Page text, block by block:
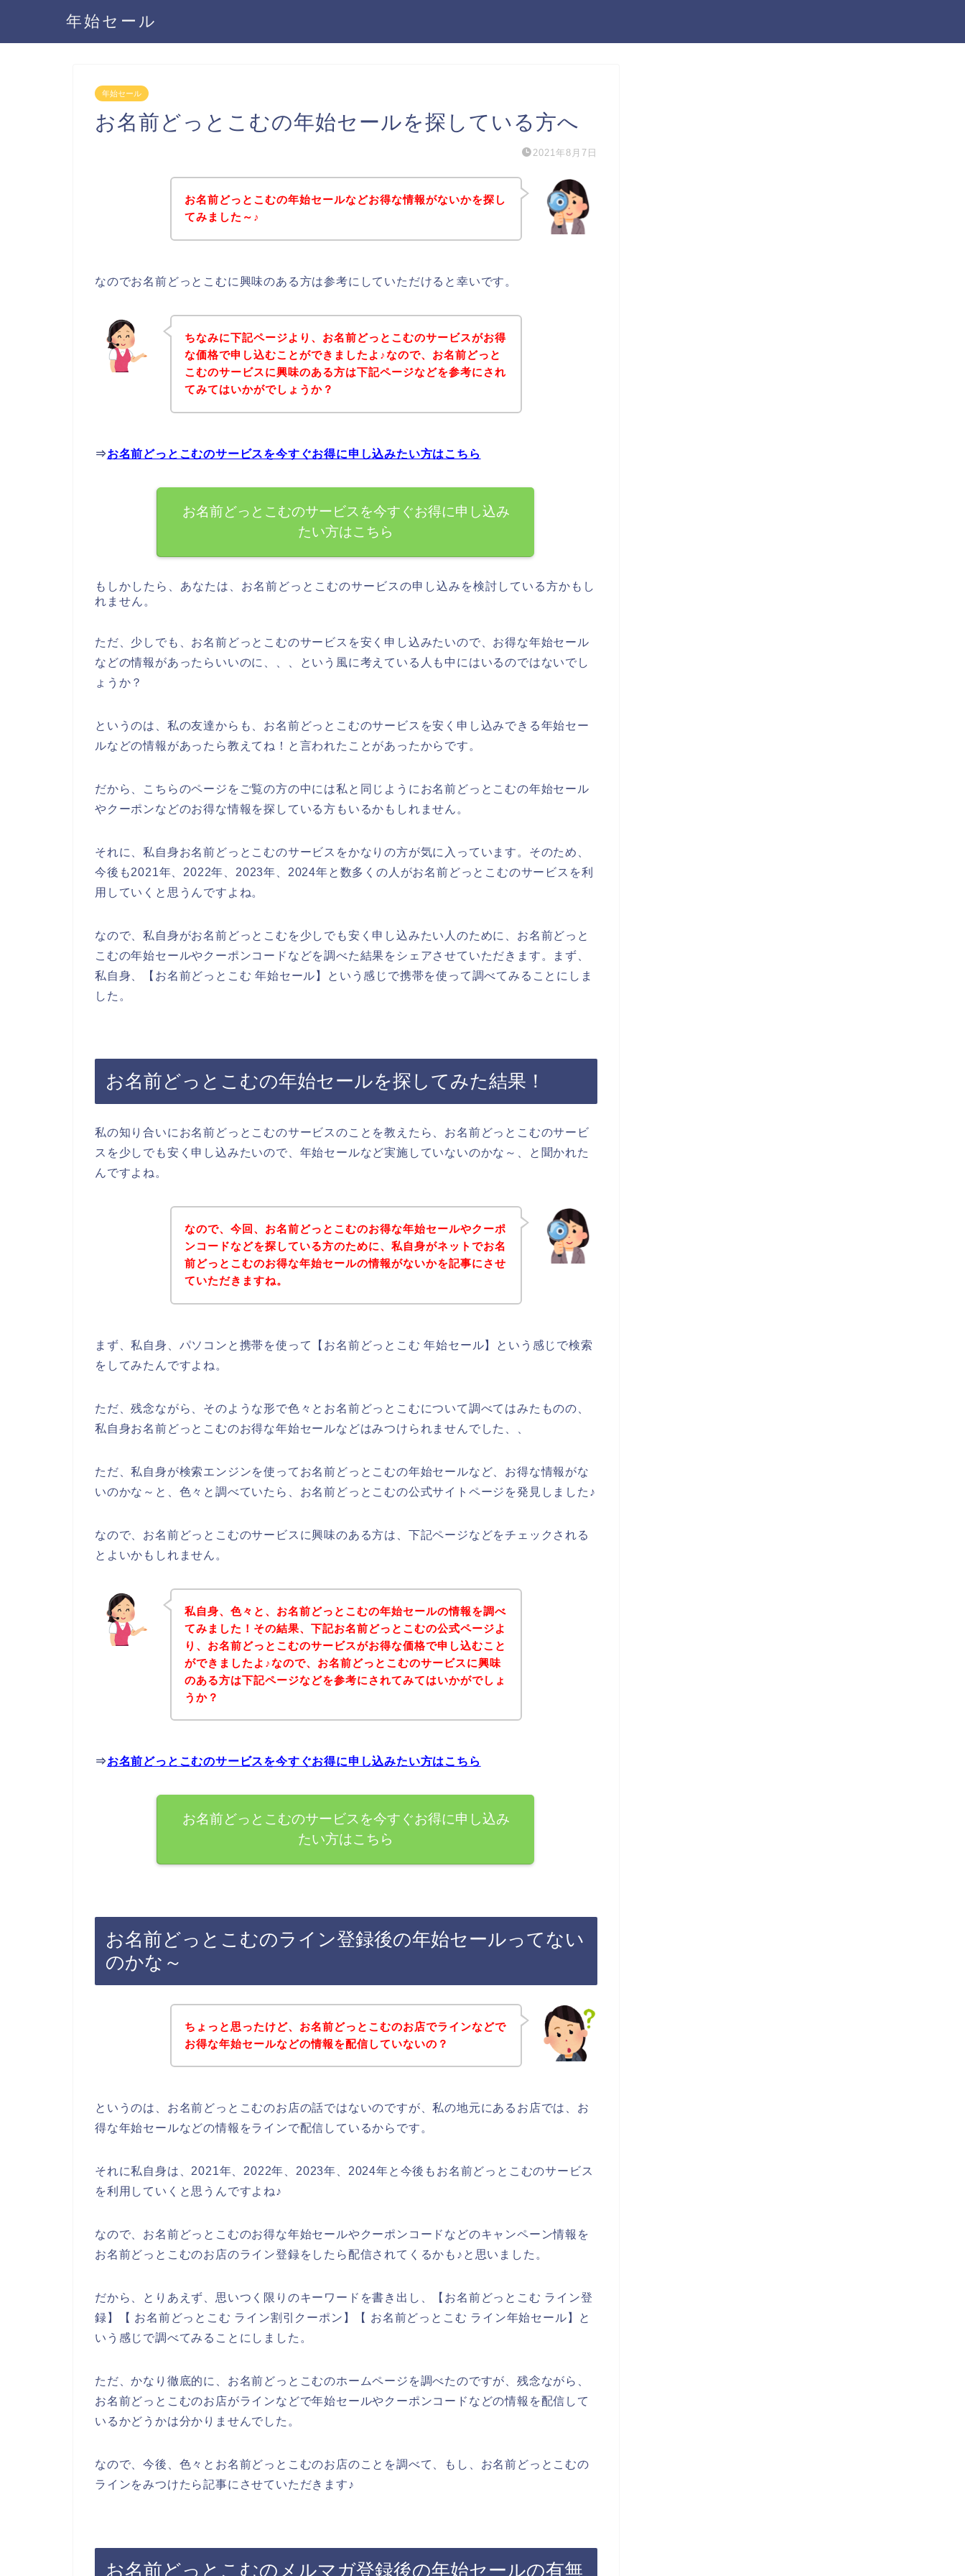
年始セール
年始セール
お名前どっとこむの年始セールを探している方へ
2021年8月7日
お名前どっとこむの年始セールなどお得な情報がないかを探し
てみました～♪
なのでお名前どっとこむに興味のある方は参考にしていただけると幸いです。
ちなみに下記ページより、お名前どっとこむのサービスがお得
な価格で申し込むことができましたよ♪なので、お名前どっと
こむのサービスに興味のある方は下記ページなどを参考にされ
てみてはいかがでしょうか？
⇒お名前どっとこむのサービスを今すぐお得に申し込みたい方はこちら
お名前どっとこむのサービスを今すぐお得に申し込み
たい方はこちら
もしかしたら、あなたは、お名前どっとこむのサービスの申し込みを検討している方かもし
れません。
ただ、少しでも、お名前どっとこむのサービスを安く申し込みたいので、お得な年始セール
などの情報があったらいいのに、、、という風に考えている人も中にはいるのではないでし
ょうか？
というのは、私の友達からも、お名前どっとこむのサービスを安く申し込みできる年始セー
ルなどの情報があったら教えてね！と言われたことがあったからです。
だから、こちらのページをご覧の方の中には私と同じようにお名前どっとこむの年始セール
やクーポンなどのお得な情報を探している方もいるかもしれません。
それに、私自身お名前どっとこむのサービスをかなりの方が気に入っています。そのため、
今後も2021年、2022年、2023年、2024年と数多くの人がお名前どっとこむのサービスを利
用していくと思うんですよね。
なので、私自身がお名前どっとこむを少しでも安く申し込みたい人のために、お名前どっと
こむの年始セールやクーポンコードなどを調べた結果をシェアさせていただきます。まず、
私自身、【お名前どっとこむ 年始セール】という感じで携帯を使って調べてみることにしま
した。
お名前どっとこむの年始セールを探してみた結果！
私の知り合いにお名前どっとこむのサービスのことを教えたら、お名前どっとこむのサービ
スを少しでも安く申し込みたいので、年始セールなど実施していないのかな～、と聞かれた
んですよね。
なので、今回、お名前どっとこむのお得な年始セールやクーポ
ンコードなどを探している方のために、私自身がネットでお名
前どっとこむのお得な年始セールの情報がないかを記事にさせ
ていただきますね。
まず、私自身、パソコンと携帯を使って【お名前どっとこむ 年始セール】という感じで検索
をしてみたんですよね。
ただ、残念ながら、そのような形で色々とお名前どっとこむについて調べてはみたものの、
私自身お名前どっとこむのお得な年始セールなどはみつけられませんでした、、
ただ、私自身が検索エンジンを使ってお名前どっとこむの年始セールなど、お得な情報がな
いのかな～と、色々と調べていたら、お名前どっとこむの公式サイトページを発見しました♪
なので、お名前どっとこむのサービスに興味のある方は、下記ページなどをチェックされる
とよいかもしれません。
私自身、色々と、お名前どっとこむの年始セールの情報を調べ
てみました！その結果、下記お名前どっとこむの公式ページよ
り、お名前どっとこむのサービスがお得な価格で申し込むこと
ができましたよ♪なので、お名前どっとこむのサービスに興味
のある方は下記ページなどを参考にされてみてはいかがでしょ
うか？
⇒お名前どっとこむのサービスを今すぐお得に申し込みたい方はこちら
お名前どっとこむのサービスを今すぐお得に申し込み
たい方はこちら
お名前どっとこむのライン登録後の年始セールってない
のかな～
ちょっと思ったけど、お名前どっとこむのお店でラインなどで
お得な年始セールなどの情報を配信していないの？
というのは、お名前どっとこむのお店の話ではないのですが、私の地元にあるお店では、お
得な年始セールなどの情報をラインで配信しているからです。
それに私自身は、2021年、2022年、2023年、2024年と今後もお名前どっとこむのサービス
を利用していくと思うんですよね♪
なので、お名前どっとこむのお得な年始セールやクーポンコードなどのキャンペーン情報を
お名前どっとこむのお店のライン登録をしたら配信されてくるかも♪と思いました。
だから、とりあえず、思いつく限りのキーワードを書き出し、【お名前どっとこむ ライン登
録】【 お名前どっとこむ ライン割引クーポン】【 お名前どっとこむ ライン年始セール】と
いう感じで調べてみることにしました。
ただ、かなり徹底的に、お名前どっとこむのホームページを調べたのですが、残念ながら、
お名前どっとこむのお店がラインなどで年始セールやクーポンコードなどの情報を配信して
いるかどうかは分かりませんでした。
なので、今後、色々とお名前どっとこむのお店のことを調べて、もし、お名前どっとこむの
ラインをみつけたら記事にさせていただきます♪
お名前どっとこむのメルマガ登録後の年始セールの有無